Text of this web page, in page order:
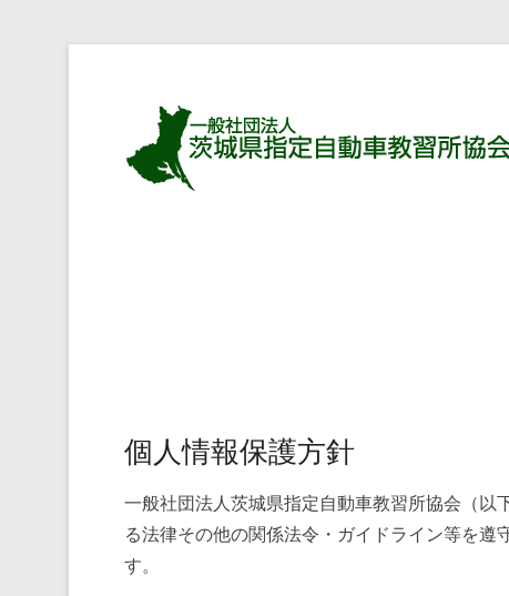
個人情報保護方針
Posted on 2015年3月18日 By m623623623
一般社団法人茨城県指定自動車教習所協会（以
る法律その他の関係法令・ガイドライン等を遵
す。